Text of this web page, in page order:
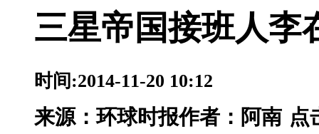
三星帝国接班人李
时间:2014-11-20 10:12
来源：环球时报作者：阿南 点